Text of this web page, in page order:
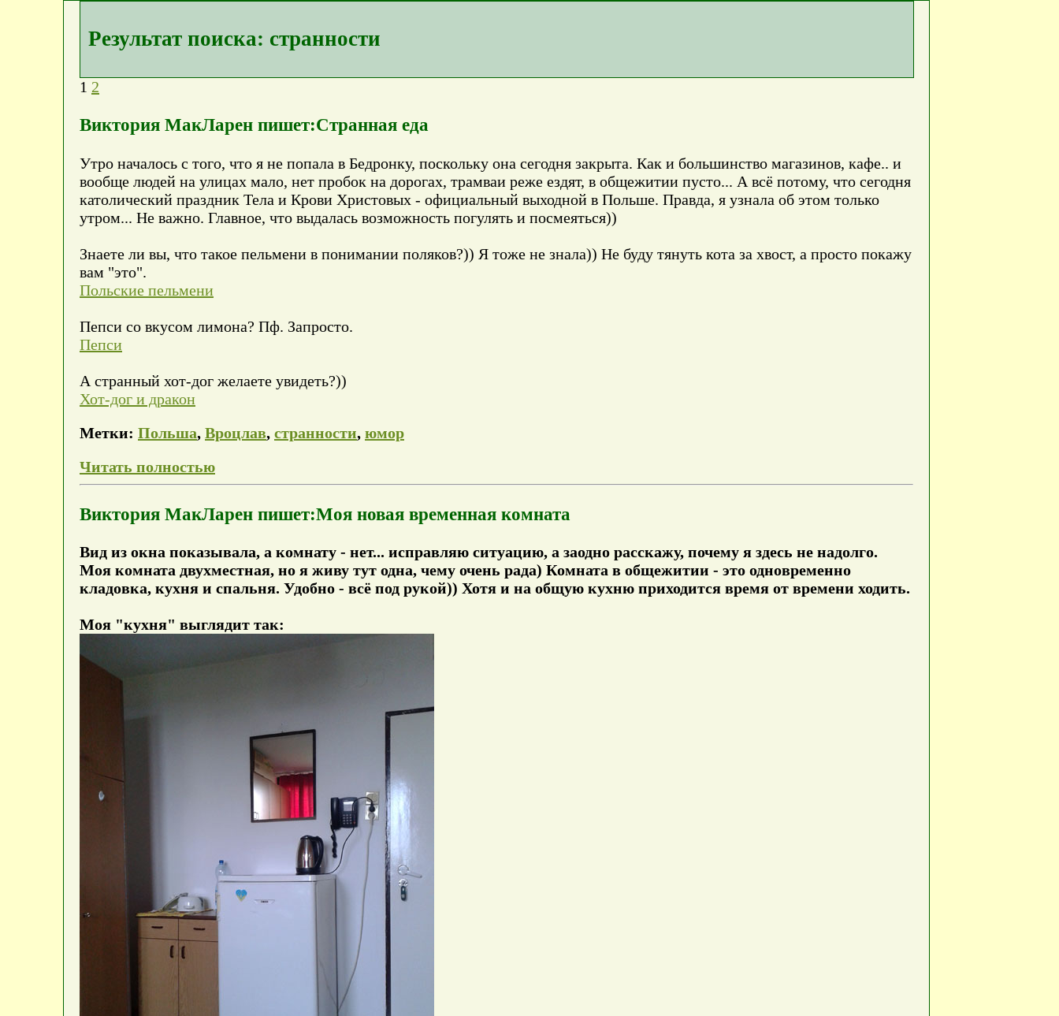
Результат поиска: странности
1 2
Виктория МакЛарен пишет:Странная еда
Утро началось с того, что я не попала в Бедронку, поскольку она сегодня закрыта. Как и большинство магазинов, кафе.. и
вообще людей на улицах мало, нет пробок на дорогах, трамваи реже ездят, в общежитии пусто... А всё потому, что сегодня
католический праздник Тела и Крови Христовых - официальный выходной в Польше. Правда, я узнала об этом только
утром... Не важно. Главное, что выдалась возможность погулять и посмеяться))
Знаете ли вы, что такое пельмени в понимании поляков?)) Я тоже не знала)) Не буду тянуть кота за хвост, а просто покажу
вам "это".
Польские пельмени
Пепси со вкусом лимона? Пф. Запросто.
Пепси
А странный хот-дог желаете увидеть?))
Хот-дог и дракон
Метки: Польша, Вроцлав, странности, юмор
Читать полностью
Виктория МакЛарен пишет:Моя новая временная комната
Вид из окна показывала, а комнату - нет... исправляю ситуацию, а заодно расскажу, почему я здесь не надолго.
Моя комната двухместная, но я живу тут одна, чему очень рада) Комната в общежитии - это одновременно
кладовка, кухня и спальня. Удобно - всё под рукой)) Хотя и на общую кухню приходится время от времени ходить.
Моя "кухня" выглядит так: